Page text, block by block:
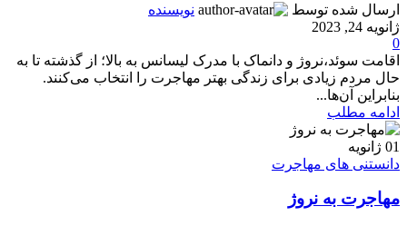
ارسال شده توسط
نویسنده
ژانویه 24, 2023
0
اقامت سوئد،نروژ و دانماک با مدرک لیسانس به بالا؛ از گذشته تا به
حال مردم زیادی برای زندگی بهتر مهاجرت را انتخاب می‌کنند.
بنابراین آن‌ها...
ادامه مطلب
01 ژانویه
دانستنی های مهاجرت
مهاجرت به نروژ